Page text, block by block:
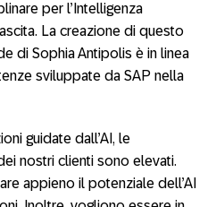
per l’Intelligenza
La creazione di questo
di Sophia Antipolis è in linea
sviluppate da SAP nella
guidate dall’AI, le
nostri clienti sono elevati.
appieno il potenziale dell’AI